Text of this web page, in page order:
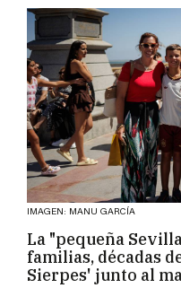
IMAGEN: MANU GARCÍA
La "pequeña
familias, décadas
Sierpes' junto al